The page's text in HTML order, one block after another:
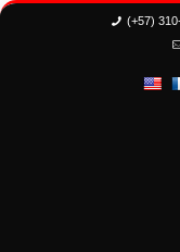
(+57)